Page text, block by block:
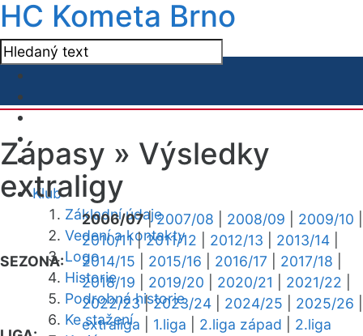
HC Kometa Brno
Klub
Základní údaje
Vedení a kontakty
Logo
Historie
Podrobná historie
Ke stažení
Zápasy » Výsledky
extraligy
SEZONA:
2006/07|2007/08 2008/09 2009/10
2010/11|2011/12 2012/13 2013/14
2014/15
2015/16 2016/17 2017/18
2018/19
2019/20 2020/21 2021/22
2022/23|2023/24 2024/25 2025/26
extraliga 1.liga 2.liga západ
2.liga